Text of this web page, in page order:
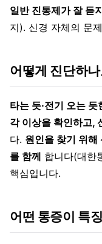
일반 진통제가 잘 듣
지). 신경 자체의 문
어떻게 진단하
타는 듯·전기 오는
각 이상을 확인하고,
다. 원인을 찾기 위해
를 함께 합니다(대한
핵심입니다.
어떤 통증이 특